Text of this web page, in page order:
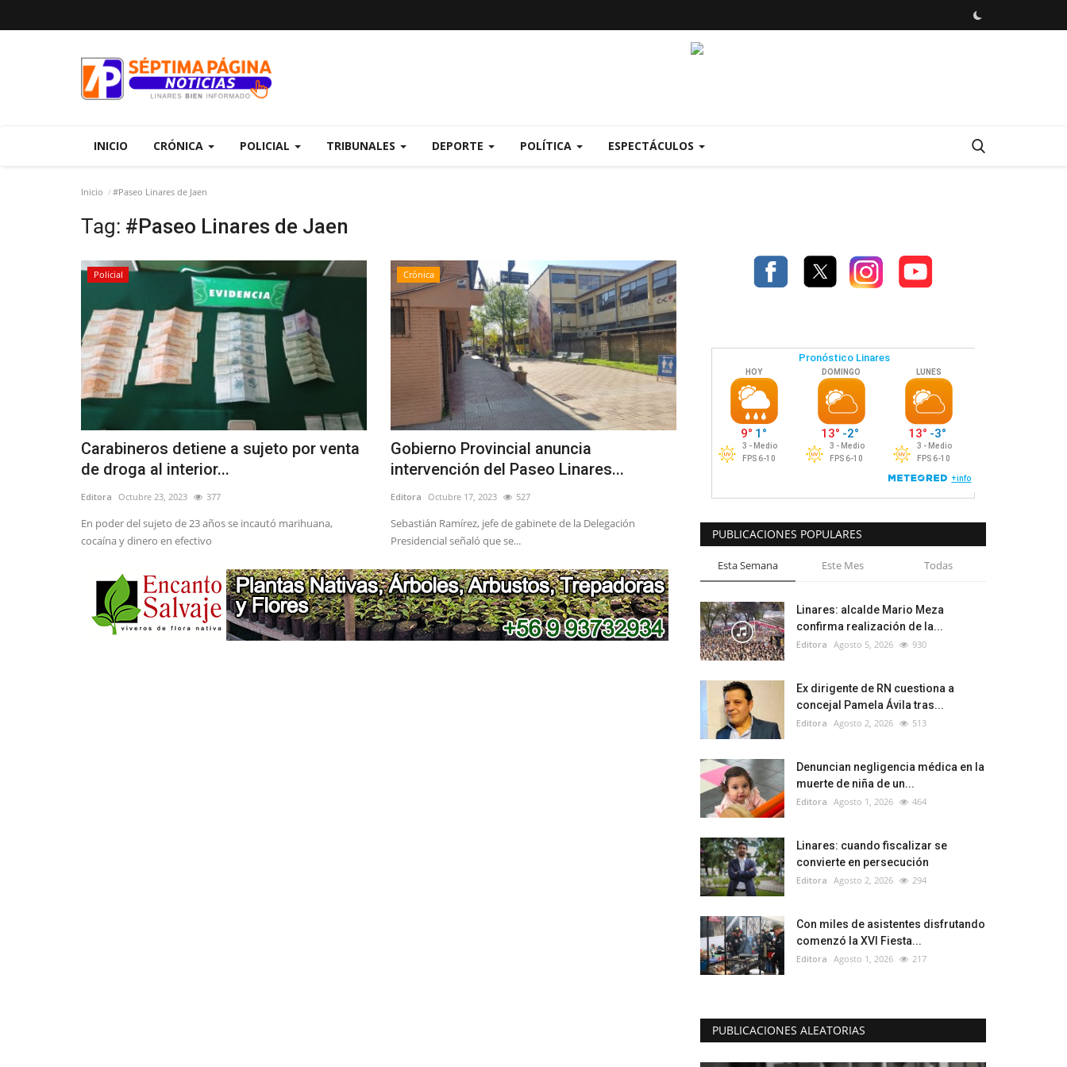
INICIO CRÓNICA POLICIAL TRIBUNALES DEPORTE POLÍTICA ESPECTÁCULOS
Inicio #Paseo Linares de Jaen
Tag: #Paseo Linares de Jaen
Policial
Carabineros detiene a sujeto por venta
de droga al interior...
Editora Octubre 23, 2023 377
En poder del sujeto de 23 años se incautó marihuana,
cocaína y dinero en efectivo
Crónica
Gobierno Provincial anuncia
intervención del Paseo Linares...
Editora Octubre 17, 2023 527
Sebastián Ramírez, jefe de gabinete de la Delegación
Presidencial señaló que se...
PUBLICACIONES POPULARES
Esta Semana Este Mes Todas
Linares: alcalde Mario Meza
confirma realización de la...
Editora Agosto 5, 2026 930
Ex dirigente de RN cuestiona a
concejal Pamela Ávila tras...
Editora Agosto 2, 2026 513
Denuncian negligencia médica en la
muerte de niña de un...
Editora Agosto 1, 2026 464
Linares: cuando fiscalizar se
convierte en persecución
Editora Agosto 2, 2026 294
Con miles de asistentes disfrutando
comenzó la XVI Fiesta...
Editora Agosto 1, 2026 217
PUBLICACIONES ALEATORIAS